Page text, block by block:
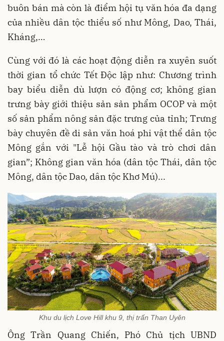
buôn bán mà còn là điểm hội tụ văn hóa đa dạng
của nhiều dân tộc thiểu số như Mông, Dao, Thái,
Kháng,…
Cùng với đó là các hoạt động diễn ra xuyên suốt
thời gian tổ chức Tết Độc lập như: Chương trình
bay biểu diễn dù lượn có động cơ; không gian
trưng bày giới thiệu sản sản phẩm OCOP và một
số sản phẩm nông sản đặc trưng của tỉnh; Trưng
bày chuyên đề di sản văn hoá phi vật thể dân tộc
Mông gắn với "Lễ hội Gầu tào và trò chơi dân
gian”; Không gian văn hóa (dân tộc Thái, dân tộc
Mông, dân tộc Dao, dân tộc Khơ Mú)...
Khu du lịch Love Hill khu 9, thị trấn Than Uyên
Ông Trần Quang Chiến, Phó Chủ tịch UBND